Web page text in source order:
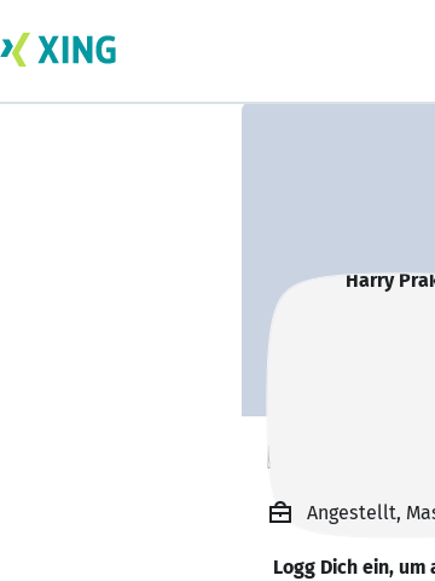
Harry
Angestellt,
Logg Dich ein,